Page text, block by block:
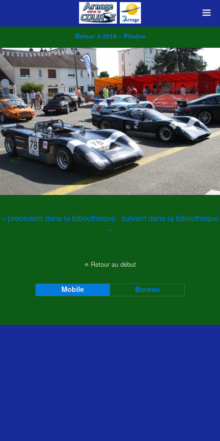
Retour à 2014 – Photos
« précédent dans la bibliothèque suivant dans la bibliothèque
»
Retour au début
Mobile Bureau